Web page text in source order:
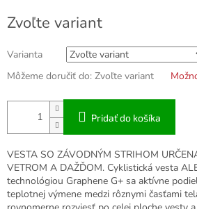
cena:
Zvoľte variant
Varianta
Môžeme doručiť do: Zvoľte variant
Pridať do košíka
VESTA SO ZÁVODNÝM STRIHOM
VETROM A DAŽĎOM. Cyklistická vesta
technológiou Graphene G+ sa aktívne
teplotnej výmene medzi rôznymi časťami